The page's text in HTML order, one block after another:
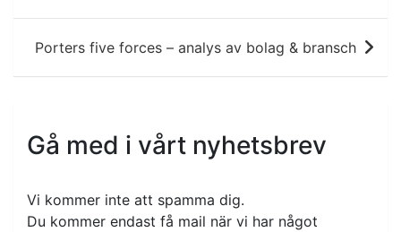
Porters five forces – analys av bolag & bransch
Gå med i vårt nyhetsbrev
Vi kommer inte att spamma dig.
Du kommer endast få mail när vi har något